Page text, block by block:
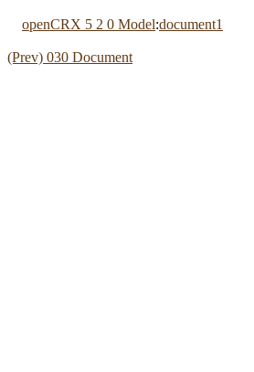
openCRX 5 2 0 Model:document1
(Prev) 030 Document